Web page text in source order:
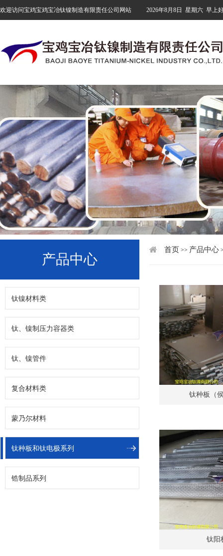
欢迎访问宝鸡宝鸡宝冶钛镍制造有限责任公司网站 2026年8月8日 星期六 早上
产品中心
钛镍材料类
钛、镍制压力容器类
钛、镍管件
复合材料类
蒙乃尔材料
钛种板和钛电极系列
锆制品系列
首页 >> 产品中心
钛种板（
钛阳